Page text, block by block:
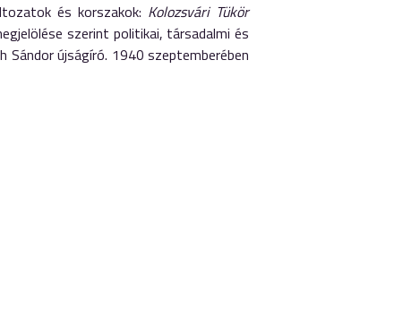
és korszakok: Kolozsvári Tükör
szerint politikai, társadalmi és
Sándor újságíró. 1940 szeptemberében